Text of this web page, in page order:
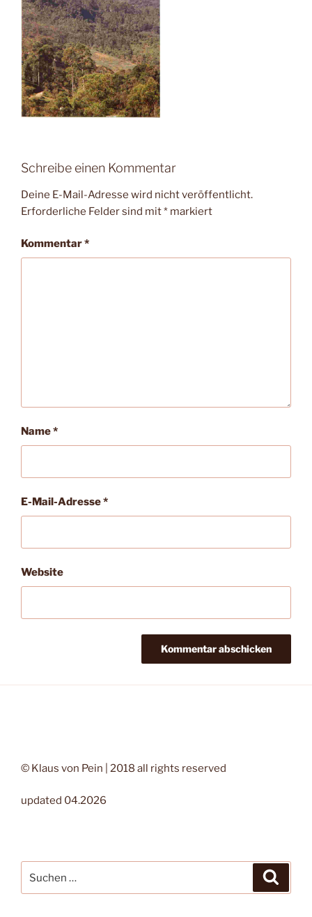
Schreibe einen Kommentar
Deine E-Mail-Adresse wird nicht veröffentlicht.
Erforderliche Felder sind mit* markiert
Kommentar*
Name*
E-Mail-Adresse*
Website
© Klaus von Pein | 2018 all rights reserved
updated 04.2026
nach: